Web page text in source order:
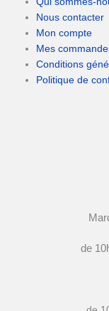
Nous contacter
Mon compte
Mes
Conditions
Politique de
de